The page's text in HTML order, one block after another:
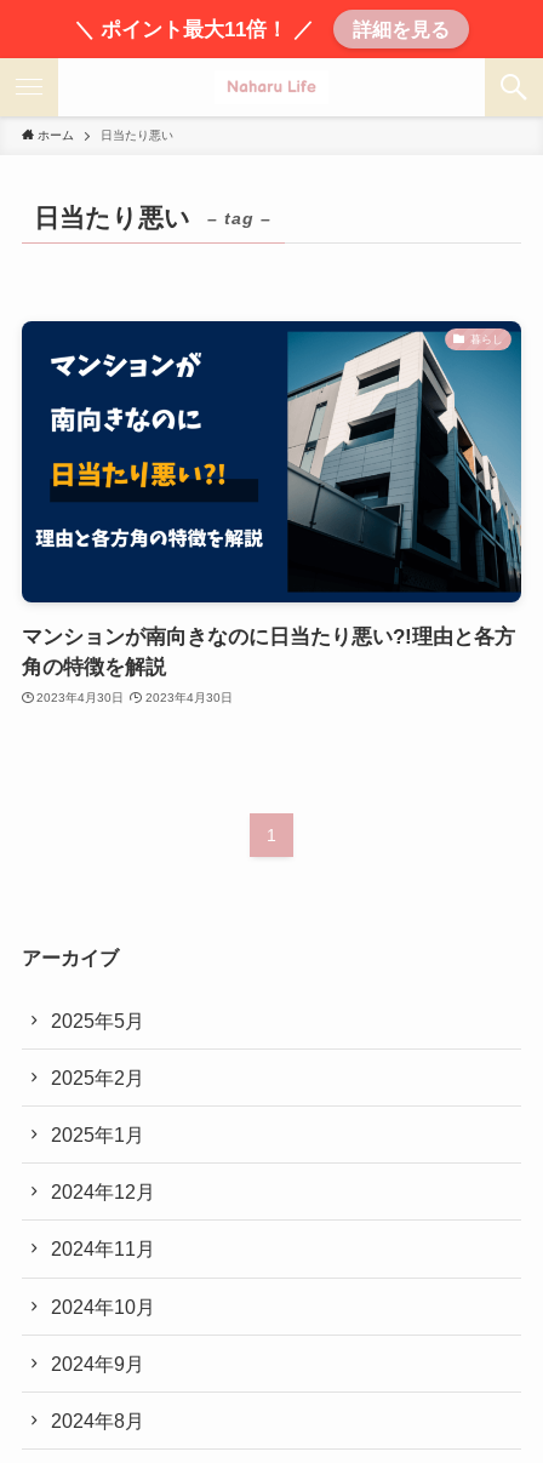
＼ ポイント最大11倍！ ／ 詳細を見る
ホーム 日当たり悪い
日当たり悪い – tag –
暮らし
マンションが南向きなのに日当たり悪い?!理由と各方
角の特徴を解説
2023年4月30日 2023年4月30日
1
アーカイブ
2025年5月
2025年2月
2025年1月
2024年12月
2024年11月
2024年10月
2024年9月
2024年8月